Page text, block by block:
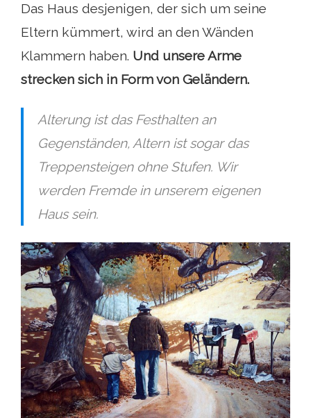
Das Haus desjenigen, der sich um seine
Eltern kümmert, wird an den Wänden
Klammern haben. Und unsere Arme
strecken sich in Form von Geländern.
Alterung ist das Festhalten an
Gegenständen, Altern ist sogar das
Treppensteigen ohne Stufen. Wir
werden Fremde in unserem eigenen
Haus sein.